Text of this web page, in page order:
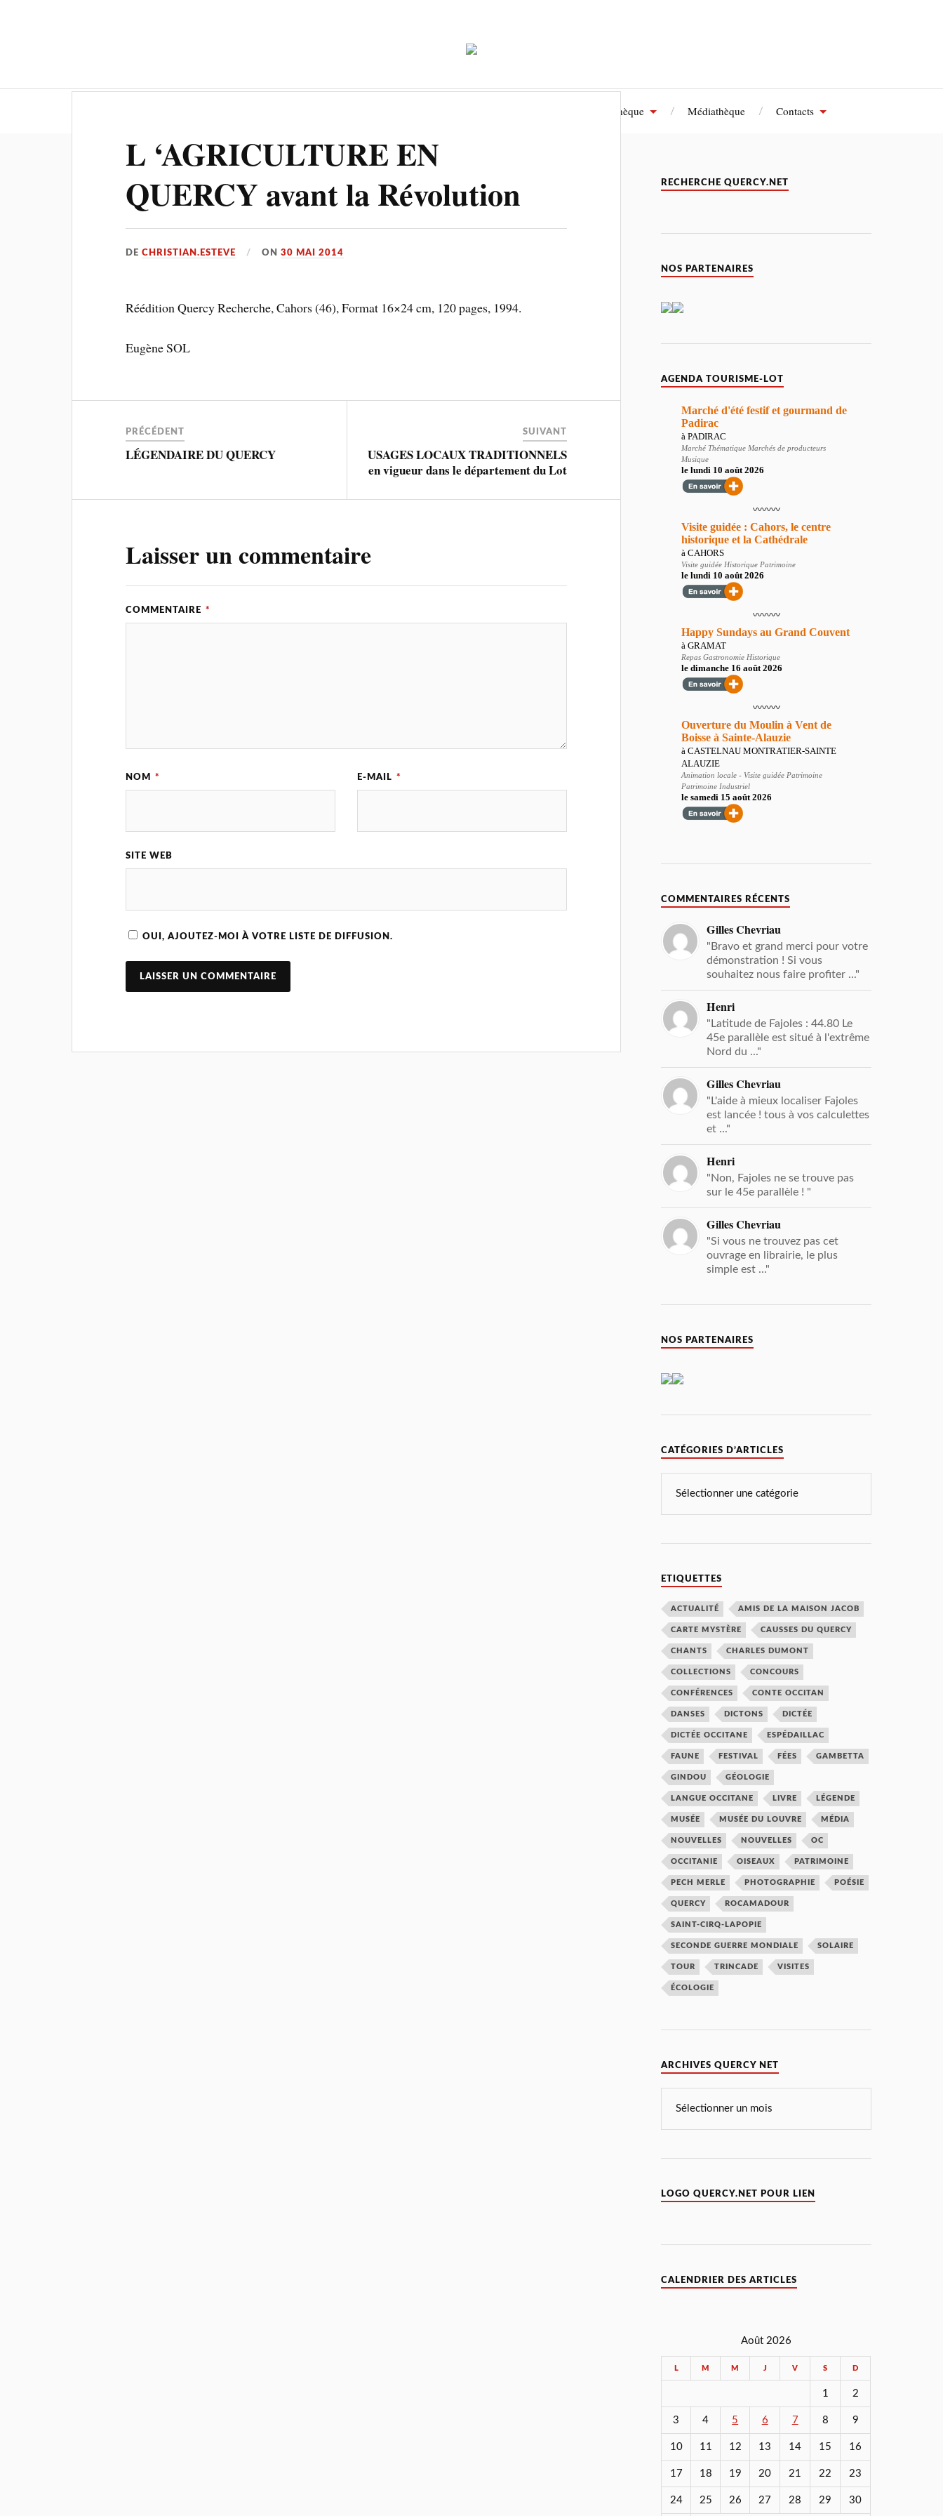
Bibliothèque Médiathèque Contacts
L ‘AGRICULTURE EN
QUERCY avant la Révolution
DECHRISTIAN.ESTEVE ON30 MAI 2014
Réédition Quercy Recherche, Cahors (46), Format 16×24 cm, 120 pages, 1994.
Eugène SOL
PRÉCÉDENT
LÉGENDAIRE DU QUERCY
SUIVANT
USAGES LOCAUX TRADITIONNELS
en vigueur dans le département du Lot
Laisser un commentaire
COMMENTAIRE *
NOM * E-MAIL *
SITE WEB
OUI, AJOUTEZ-MOI À VOTRE LISTE DE DIFFUSION.
RECHERCHE QUERCY.NET
NOS PARTENAIRES
AGENDA TOURISME-LOT
COMMENTAIRES RÉCENTS
Gilles Chevriau
"Bravo et grand merci pour votre
démonstration ! Si vous
souhaitez nous faire profiter ..."
Henri
"Latitude de Fajoles : 44.80 Le
45e parallèle est situé à l'extrême
Nord du ..."
Gilles Chevriau
"L'aide à mieux localiser Fajoles
est lancée ! tous à vos calculettes
et ..."
Henri
"Non, Fajoles ne se trouve pas
sur le 45e parallèle ! "
Gilles Chevriau
"Si vous ne trouvez pas cet
ouvrage en librairie, le plus
simple est ..."
NOS PARTENAIRES
CATÉGORIES D’ARTICLES
ETIQUETTES
ACTUALITÉ AMIS DE LA MAISON JACOB
CARTE MYSTÈRE CAUSSES DU QUERCY
CHANTS CHARLES DUMONT
COLLECTIONS CONCOURS
CONFÉRENCES CONTE OCCITAN
DANSES DICTONS DICTÉE
DICTÉE OCCITANE ESPÉDAILLAC
FAUNE FESTIVAL FÉES GAMBETTA
GINDOU GÉOLOGIE
LANGUE OCCITANE LIVRE LÉGENDE
MUSÉE MUSÉE DU LOUVRE MÉDIA
NOUVELLES NOUVELLES OC
OCCITANIE OISEAUX PATRIMOINE
PECH MERLE PHOTOGRAPHIE POÉSIE
QUERCY ROCAMADOUR
SAINT-CIRQ-LAPOPIE
SECONDE GUERRE MONDIALE SOLAIRE
TOUR TRINCADE VISITES
ÉCOLOGIE
ARCHIVES QUERCY NET
LOGO QUERCY.NET POUR LIEN
CALENDRIER DES ARTICLES
Août 2026
L M M J V S D
1 2
3 4 5 6 7 8 9
10 11 12 13 14 15 16
17 18 19 20 21 22 23
24 25 26 27 28 29 30